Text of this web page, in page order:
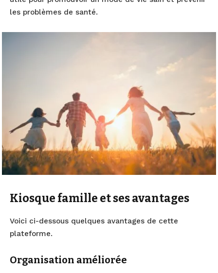
les problèmes de santé.
Kiosque famille et ses avantages
Voici ci-dessous quelques avantages de cette
plateforme.
Organisation améliorée